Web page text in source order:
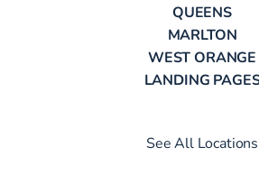
QUEENS
MARLTON
WEST ORANGE
LANDING
See All Locations